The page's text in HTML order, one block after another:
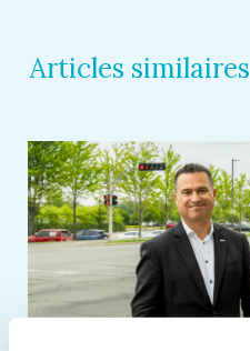
Articles similaires